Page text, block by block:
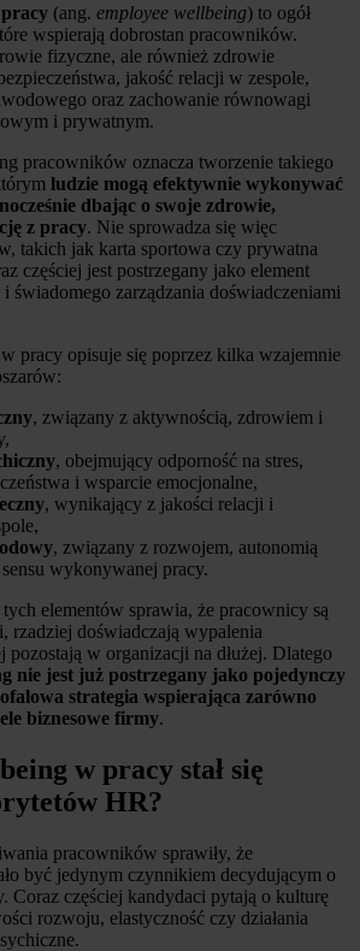
(ang. employee wellbeing) to ogół
wspierają dobrostan pracowników.
fizyczne, ale również zdrowie
jakość relacji w zespole,
oraz zachowanie równowagi
i prywatnym.
pracowników oznacza tworzenie takiego
ludzie mogą efektywnie wykonywać
dbając o swoje zdrowie,
z pracy. Nie sprowadza się więc
takich jak karta sportowa czy prywatna
częściej jest postrzegany jako element
świadomego zarządzania doświadczeniami
pracy opisuje się poprzez kilka wzajemnie
, związany z aktywnością, zdrowiem i
, obejmujący odporność na stres,
i wsparcie emocjonalne,
, wynikający z jakości relacji i
, związany z rozwojem, autonomią
wykonywanej pracy.
tych elementów sprawia, że pracownicy są
rzadziej doświadczają wypalenia
pozostają w organizacji na dłużej. Dlatego
nie jest już postrzegany jako pojedynczy
strategia wspierająca zarówno
biznesowe firmy.
w pracy stał się
HR?
pracowników sprawiły, że
być jedynym czynnikiem decydującym o
Coraz częściej kandydaci pytają o kulturę
rozwoju, elastyczność czy działania